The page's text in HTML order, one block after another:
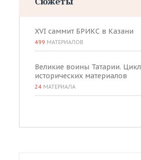
XVI саммит БРИКС в Казани
499 МАТЕРИАЛОВ
Великие воины Татарии. Цикл
исторических материалов
24 МАТЕРИАЛА